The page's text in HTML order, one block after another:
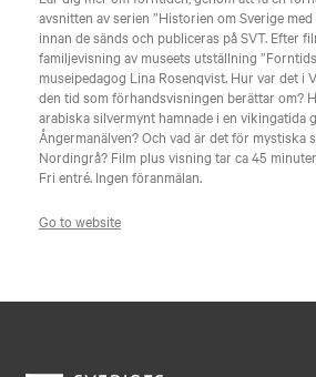
avsnitten av serien ”Historien om Sverige med
innan de sänds och publiceras på SVT. Efter
familjevisning av museets utställning
museipedagog Lina Rosenqvist. Hur var det i
den tid som förhandsvisningen berättar om?
arabiska silvermynt hamnade i en vikingatida
Ångermanälven? Och vad är det för mystiska
Nordingrå? Film plus visning tar ca 45
Fri entré. Ingen föranmälan.
Go to website